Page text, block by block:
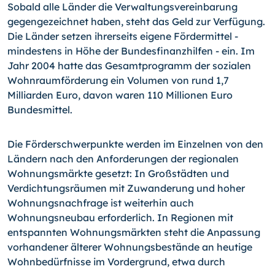
Sobald alle Länder die Verwaltungsvereinbarung
gegengezeichnet haben, steht das Geld zur Verfügung.
Die Länder setzen ihrerseits eigene Fördermittel -
mindestens in Höhe der Bundesfinanzhilfen - ein. Im
Jahr 2004 hatte das Gesamtprogramm der sozialen
Wohnraumförderung ein Volumen von rund 1,7
Milliarden Euro, davon waren 110 Millionen Euro
Bundesmittel.
Die Förderschwerpunkte werden im Einzelnen von den
Ländern nach den Anforderungen der regionalen
Wohnungsmärkte gesetzt: In Großstädten und
Verdichtungsräumen mit Zuwanderung und hoher
Wohnungsnachfrage ist weiterhin auch
Wohnungsneubau erforderlich. In Regionen mit
entspannten Wohnungsmärkten steht die Anpassung
vorhandener älterer Wohnungsbestände an heutige
Wohnbedürfnisse im Vordergrund, etwa durch